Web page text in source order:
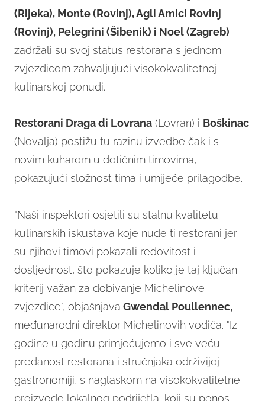
(Rijeka), Monte (Rovinj), Agli Amici Rovinj
(Rovinj), Pelegrini (Šibenik) i Noel (Zagreb)
zadržali su svoj status restorana s jednom
zvjezdicom zahvaljujući visokokvalitetnoj
kulinarskoj ponudi.
Restorani Draga di Lovrana (Lovran) i Boškinac
(Novalja) postižu tu razinu izvedbe čak i s
novim kuharom u dotičnim timovima,
pokazujući složnost tima i umijeće prilagodbe.
"Naši inspektori osjetili su stalnu kvalitetu
kulinarskih iskustava koje nude ti restorani jer
su njihovi timovi pokazali redovitost i
dosljednost, što pokazuje koliko je taj ključan
kriterij važan za dobivanje Michelinove
zvjezdice", objašnjava Gwendal Poullennec,
međunarodni direktor Michelinovih vodiča. "Iz
godine u godinu primjećujemo i sve veću
predanost restorana i stručnjaka održivijoj
gastronomiji, s naglaskom na visokokvalitetne